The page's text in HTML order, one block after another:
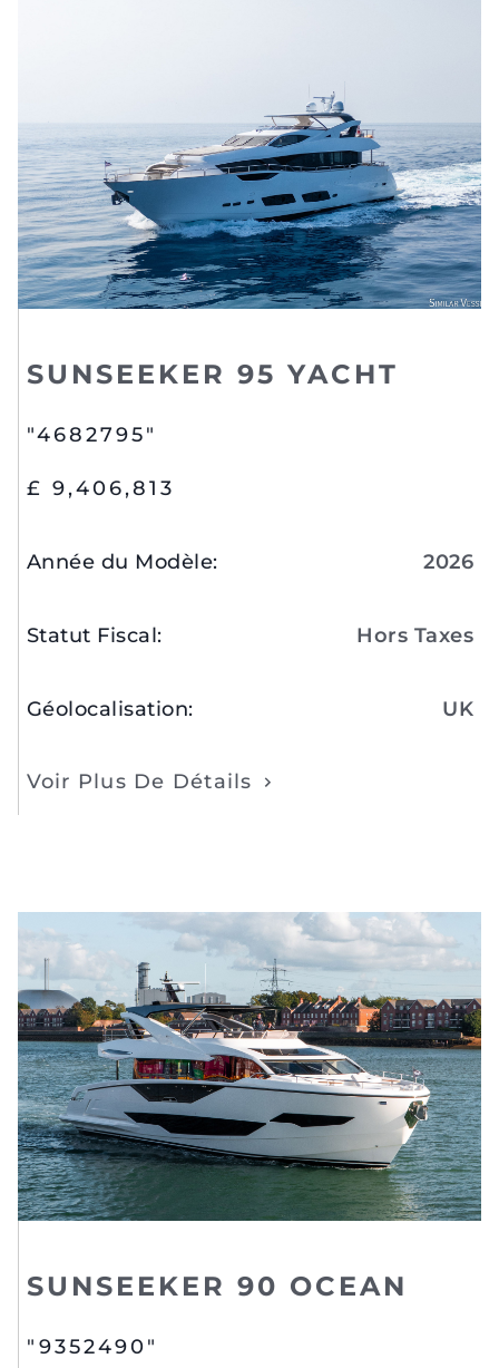
SUNSEEKER 95 YACHT
"4682795"
£ 9,406,813
Année du Modèle: 2026
Statut Fiscal: Hors Taxes
Géolocalisation: UK
Voir Plus De Détails
SUNSEEKER 90 OCEAN
"9352490"